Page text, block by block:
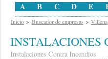
A B C D E
Inicio Buscador de empresas Villena
INSTALACIONES
Instalaciones Contra Incendios